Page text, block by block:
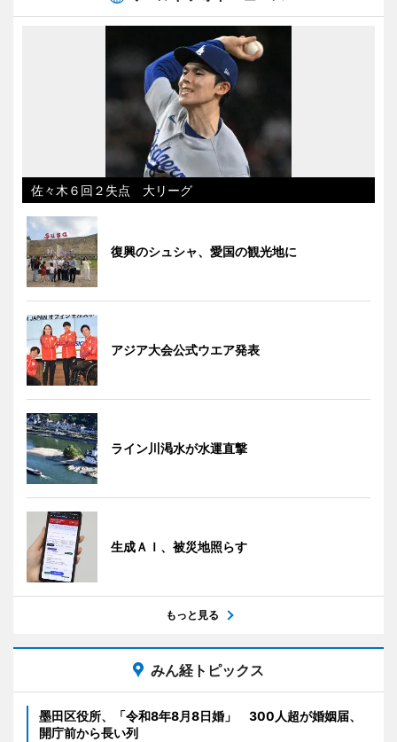
佐々木６回２失点 大リーグ
復興のシュシャ、愛国の観光地に
アジア大会公式ウエア発表
ライン川渇水が水運直撃
生成ＡＩ、被災地照らす
もっと見る
みん経トピックス
墨田区役所、「令和8年8月8日婚」 300人超が婚姻届、
開庁前から長い列